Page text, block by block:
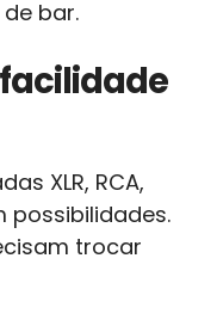
bar.
XLR, RCA,
possibilidades.
trocar